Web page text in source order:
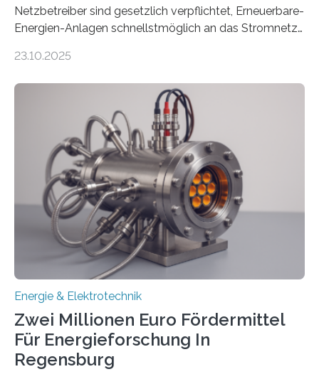
Netzbetreiber sind gesetzlich verpflichtet, Erneuerbare-
Energien-Anlagen schnellstmöglich an das Stromnetz
ermöglichen. Doch der dafür nötige Netzausbau hinkt
einem „Anschlussstau“. Die Stiftung
Umweltenergierecht hat den Rechtsrahmen in einem
neuen Bericht für die Praxis eingeordnet – inklusive der
Rolle von flexiblen Netzanschlussvereinbarungen. Der
Netzanschluss von Erneuerbare-Energien-Anlagen
(EE-Anlagen) ist entscheidend für die Energiewende.
Denn ohne Anschluss an das Netz kann kein Strom
eingespeist werden. Nach dem Erneuerbare-Energien-
Gesetz (EEG) sind Netzbetreiber…
23.10.2025
Energie & Elektrotechnik
Zwei Millionen Euro Fördermittel
Für Energieforschung In
Regensburg